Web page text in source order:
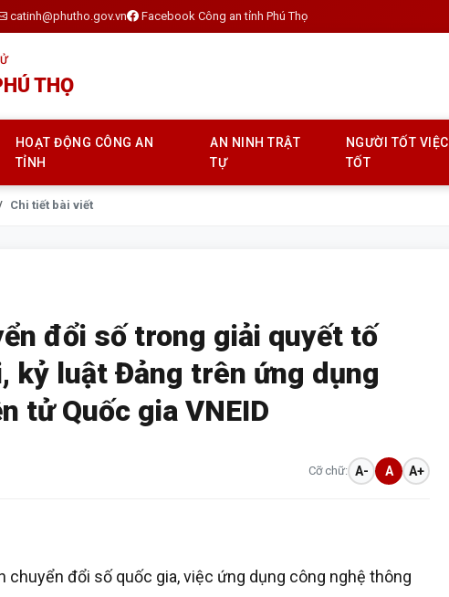
catinh@phutho.gov.vn Facebook Công an tỉnh Phú Thọ
THỌ
HOẠT ĐỘNG CÔNG AN
TỈNH
AN NINH TRẬT
TỰ
NGƯỜI TỐT VIỆC
TỐT
Chi tiết bài viết
đổi số trong giải quyết tố
kỷ luật Đảng trên ứng dụng
tử Quốc gia VNEID
Cỡ chữ: A- A A+
chuyển đổi số quốc gia, việc ứng dụng công nghệ thông